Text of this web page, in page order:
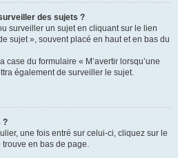
des sujets ?
surveiller un sujet en cliquant sur le lien
sujet », souvent placé en haut et en bas du
case du formulaire « M’avertir lorsqu’une
également de surveiller le sujet.
?
une fois entré sur celui-ci, cliquez sur le
trouve en bas de page.